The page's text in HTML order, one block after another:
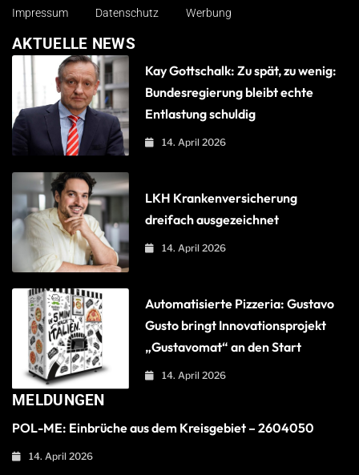
Impressum Datenschutz Werbung
AKTUELLE NEWS
Kay Gottschalk: Zu spät, zu wenig:
Bundesregierung bleibt echte
Entlastung schuldig
14. April 2026
LKH Krankenversicherung
dreifach ausgezeichnet
14. April 2026
Automatisierte Pizzeria: Gustavo
Gusto bringt Innovationsprojekt
„Gustavomat“ an den Start
14. April 2026
MELDUNGEN
POL-ME: Einbrüche aus dem Kreisgebiet – 2604050
14. April 2026